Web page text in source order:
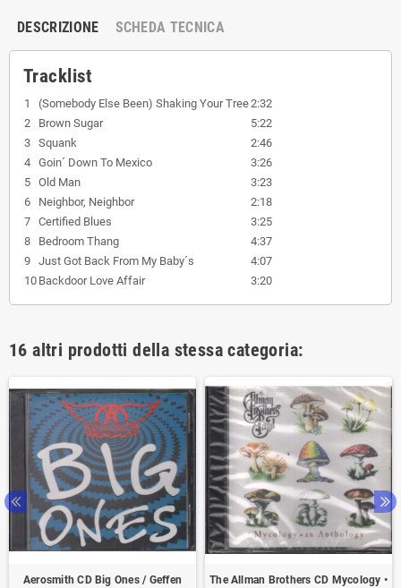
DESCRIZIONE SCHEDA TECNICA
Tracklist
1 (Somebody Else Been) Shaking Your Tree2:32
2
Brown Sugar
5:22
3 Squank
2:46
4 Goin´ Down To Mexico
3:26
5 Old Man
3:23
6
Neighbor, Neighbor
2:18
7 Certified Blues
3:25
8
Bedroom Thang
4:37
9 Just Got Back From My Baby´s
4:07
10 Backdoor Love Affair 3:20
16 altri prodotti della stessa categoria:
Aerosmith CD Big Ones / Geffen
The Allman Brothers CD Mycology •